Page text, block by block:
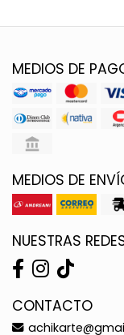
MEDIOS DE
MEDIOS DE
NUESTRAS
CONTACTO